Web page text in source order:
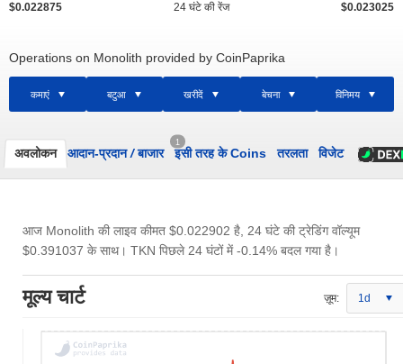
$0.022875 24 घंटे की रेंज $0.023025
Operations on Monolith provided by CoinPaprika
कमाएं बटुआ खरीदें बेचना विनिमय
अवलोकन आदान-प्रदान/बाजार
1
इसी तरह के Coins तरलता विजेट
आज Monolith की लाइव कीमत $0.022902 है, 24 घंटे की ट्रेडिंग वॉल्यूम
$0.391037 के साथ। TKN पिछले 24 घंटों में -0.14% बदल गया है।
मूल्य चार्ट ज़ूम: 1d